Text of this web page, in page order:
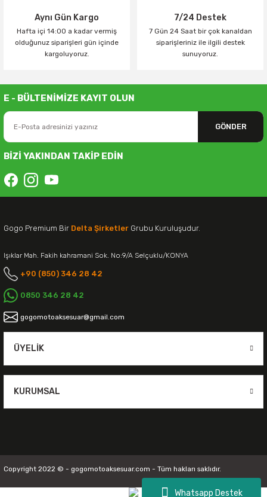
Whatsapp Destek
Aynı Gün Kargo
Hafta içi 14:00 a kadar vermiş
olduğunuz siparişleri gün içinde
kargoluyoruz.
7/24 Destek
7 Gün 24 Saat bir çok kanaldan
siparişleriniz ile ilgili destek
sunuyoruz.
E - BÜLTENİMİZE KAYIT OLUN
GÖNDER
BİZİ YAKINDAN TAKİP EDİN
Gogo Premium Bir Delta Şirketler Grubu Kuruluşudur.
Işıklar Mah. Fakih kahramani Sok. No:9/A Selçuklu/KONYA
+90 (850) 346 28 42
0850 346 28 42
gogomotoaksesuar@gmail.com
ÜYELIK
KURUMSAL
Copyright 2022 © - gogomotoaksesuar.com - Tüm hakları saklıdır.